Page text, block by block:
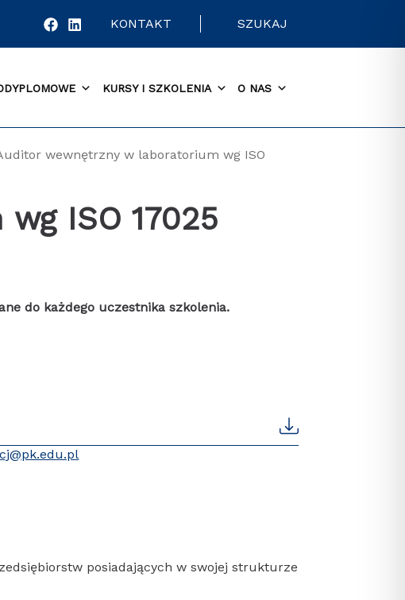
KONTAKT SZUKAJ
KURSY I SZKOLENIA O NAS
wewnętrzny w laboratorium wg ISO
ISO 17025
do każdego uczestnika szkolenia.
cj@pk.edu.pl
posiadających w swojej strukturze